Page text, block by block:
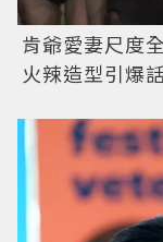
肯爺愛妻尺度
火辣造型引爆